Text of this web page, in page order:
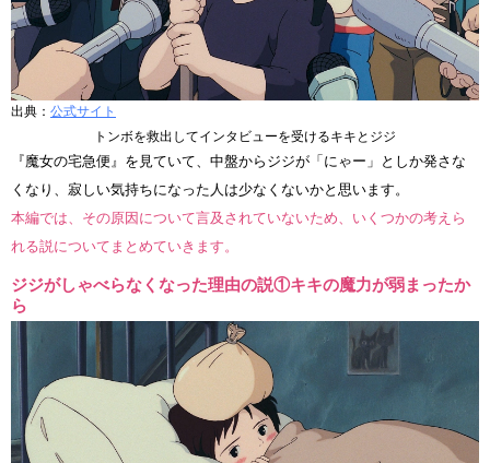
出典： 公式サイト
トンボを救出してインタビューを受けるキキとジジ
『魔女の宅急便』を見ていて、中盤からジジが「にゃー」としか発さな
くなり、寂しい気持ちになった人は少なくないかと思います。
本編では、その原因について言及されていないため、いくつかの考えら
れる説についてまとめていきます。
ジジがしゃべらなくなった理由の説①キキの魔力が弱まったか
ら